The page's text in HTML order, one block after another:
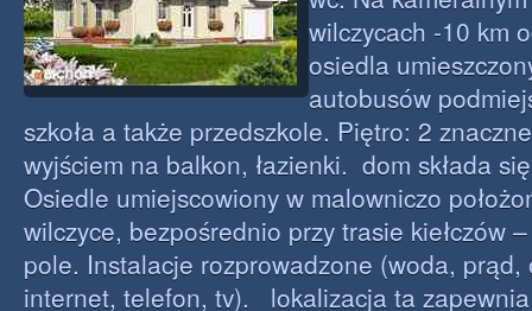
wilczycach -10 km
osiedla
autobusów
szkoła a także przedszkole. Piętro: 2
wyjściem na balkon, łazienki. dom składa
Osiedle umiejscowiony w malowniczo
wilczyce, bezpośrednio przy trasie kiełczów
pole. Instalacje rozprowadzone (woda, prąd,
internet, telefon, tv). lokalizacja ta